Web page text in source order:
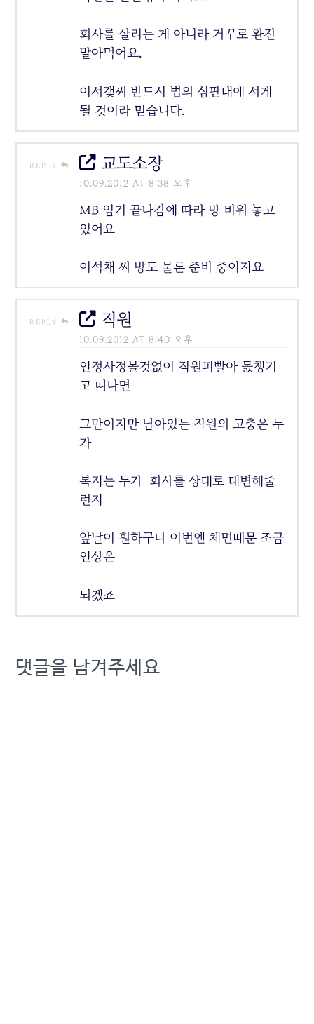
회사를 살리는 게 아니라 거꾸로 완전
말아먹어요.
이서갳씨 반드시 법의 심판대에 서게
될 것이라 믿습니다.
REPLY 교도소장
10.09.2012 AT 8:38 오후
MB 임기 끝나감에 따라 방 비워 놓고
있어요
이석채 씨 방도 물론 준비 중이지요
REPLY 직원
10.09.2012 AT 8:40 오후
인정사정볼것없이 직원피빨아 몴챙기
고 떠나면
그만이지만 남아있는 직원의 고충은 누
가
복지는 누가 회사를 상대로 대변해줄
런지
앞날이 훤하구나 이번엔 체면때문 조금
인상은
되겠죠
댓글을 남겨주세요